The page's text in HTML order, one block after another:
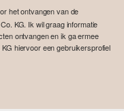
het ontvangen van de
KG. Ik wil graag informatie
ontvangen en ik ga ermee
hiervoor een gebruikersprofiel